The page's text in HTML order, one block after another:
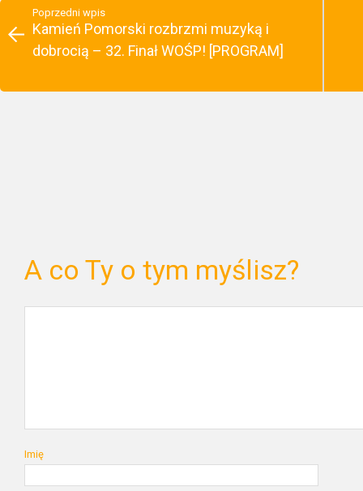
Poprzedni wpis
Kamień Pomorski rozbrzmi muzyką i
dobrocią – 32. Finał WOŚP! [PROGRAM]
A co Ty o tym myślisz?
Imię